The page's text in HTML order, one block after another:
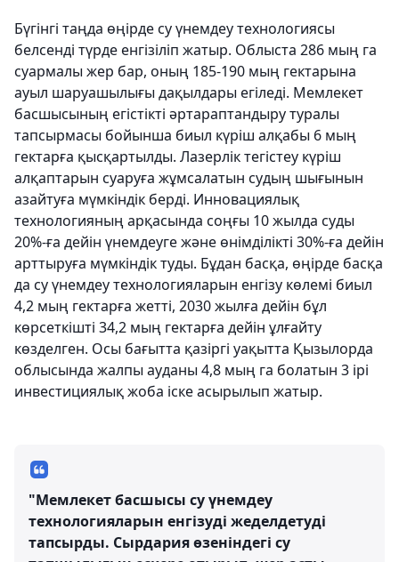
Бүгінгі таңда өңірде су үнемдеу технологиясы
белсенді түрде енгізіліп жатыр. Облыста 286 мың га
суармалы жер бар, оның 185-190 мың гектарына
ауыл шаруашылығы дақылдары егіледі. Мемлекет
басшысының егістікті әртараптандыру туралы
тапсырмасы бойынша биыл күріш алқабы 6 мың
гектарға қысқартылды. Лазерлік тегістеу күріш
алқаптарын суаруға жұмсалатын судың шығынын
азайтуға мүмкіндік берді. Инновациялық
технологияның арқасында соңғы 10 жылда суды
20%-ға дейін үнемдеуге және өнімділікті 30%-ға дейін
арттыруға мүмкіндік туды. Бұдан басқа, өңірде басқа
да су үнемдеу технологияларын енгізу көлемі биыл
4,2 мың гектарға жетті, 2030 жылға дейін бұл
көрсеткішті 34,2 мың гектарға дейін ұлғайту
көзделген. Осы бағытта қазіргі уақытта Қызылорда
облысында жалпы ауданы 4,8 мың га болатын 3 ірі
инвестициялық жоба іске асырылып жатыр.
"Мемлекет басшысы су үнемдеу
технологияларын енгізуді жеделдетуді
тапсырды. Сырдария өзеніндегі су